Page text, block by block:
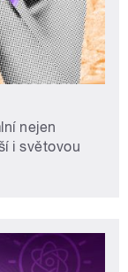
nejen
i světovou